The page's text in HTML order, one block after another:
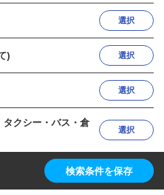
選択
) 選択
選択
タクシー・バス・倉
選択
検索条件を保存